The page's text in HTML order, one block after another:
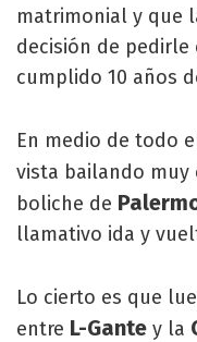
matrimonial y que
decisión de
cumplido 10 años
En medio de todo
vista bailando muy
boliche de
llamativo ida y
Lo cierto es que
entre L-Gante y la